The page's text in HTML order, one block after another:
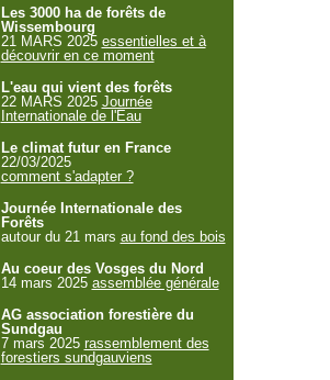
Les 3000 ha de forêts de
Wissembourg
21 MARS 2025 essentielles et à
découvrir en ce moment
L'eau qui vient des forêts
22 MARS 2025 Journée
Internationale de l'Eau
Le climat futur en France
22/03/2025
comment s'adapter ?
Journée Internationale des
Forêts
autour du 21 mars au fond des bois
Au coeur des Vosges du Nord
14 mars 2025 assemblée générale
AG association forestière du
Sundgau
7 mars 2025 rassemblement des
forestiers sundgauviens